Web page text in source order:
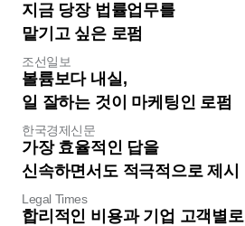
지금 당장 법률업무를
맡기고 싶은 로펌
조선일보
볼륨보다 내실,
일 잘하는 것이 마케팅인 로펌
한국경제신문
가장 효율적인 답을
신속하면서도 적극적으로 제시
Legal Times
합리적인 비용과 기업 고객별로